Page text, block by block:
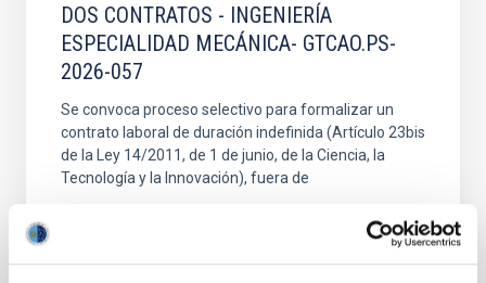
DOS CONTRATOS - INGENIERÍA
ESPECIALIDAD MECÁNICA- GTCAO.PS-
2026-057
Se convoca proceso selectivo para formalizar un
contrato laboral de duración indefinida (Artículo 23bis
de la Ley 14/2011, de 1 de junio, de la Ciencia, la
Tecnología y la Innovación), fuera de